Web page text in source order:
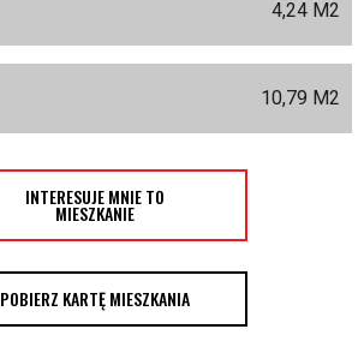
4,24 M2
10,79 M2
INTERESUJE MNIE TO
MIESZKANIE
POBIERZ KARTĘ MIESZKANIA